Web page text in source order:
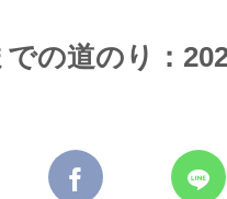
の道のり：